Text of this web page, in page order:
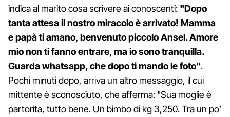
indica al marito cosa scrivere ai conoscenti: "Dopo
tanta attesa il nostro miracolo è arrivato! Mamma
e papà ti amano, benvenuto piccolo Ansel. Amore
mio non ti fanno entrare, ma io sono tranquilla.
Guarda whatsapp, che dopo ti mando le foto".
Pochi minuti dopo, arriva un altro messaggio, il cui
mittente è sconosciuto, che afferma: "Sua moglie è
partorita, tutto bene. Un bimbo di kg 3,250. Tra un po’